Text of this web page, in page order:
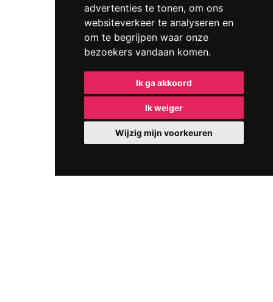
advertenties te tonen, om ons
websiteverkeer te analyseren en
om te begrijpen waar onze
bezoekers vandaan komen.
Ik ga akkoord
Ik weiger
Wijzig mijn voorkeuren